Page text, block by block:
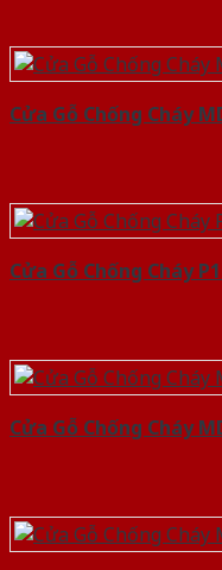
Cửa Gỗ Chống Cháy
Cửa Gỗ Chống Cháy
Cửa Gỗ Chống Cháy